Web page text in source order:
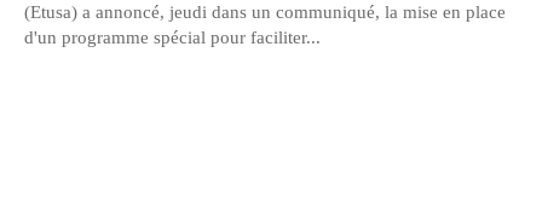
(Etusa) a annoncé, jeudi dans un communiqué, la mise en place
d'un programme spécial pour faciliter...